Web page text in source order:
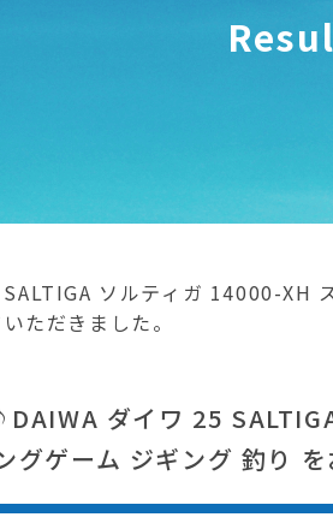
ソルティガ 14000-XH
ただきました。
ダイワ 25
グゲーム ジギング 釣り を